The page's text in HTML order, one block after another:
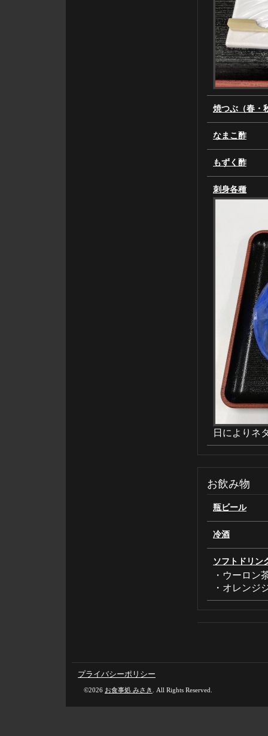
焼つぶ（春・
なまこ酢
もずく酢
刺身各種
日によりネ
お飲み物
瓶ビール
冷酒
ソフトドリン
・ウーロン
・オレンジ
プライバシーポリシー
©2026 お食事処 みさき . All Rights Reserved.